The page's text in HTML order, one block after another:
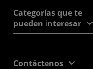
Categorías que te
pueden interesar
Contáctenos